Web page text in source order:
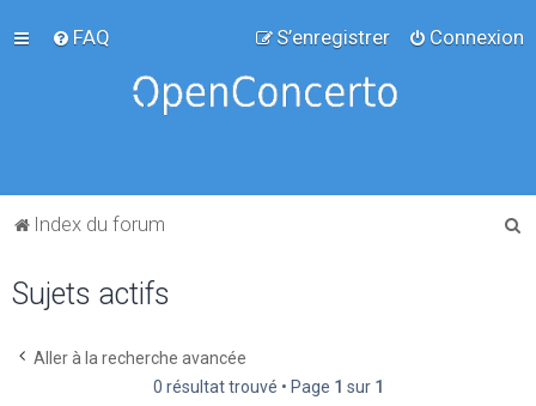
FAQ Connexion
S’enregistrer
Index du forum
Sujets actifs
Aller à la recherche avancée
0 résultat trouvé • Page 1 sur 1